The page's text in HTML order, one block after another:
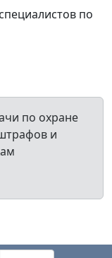
специалистов по
по охране
и